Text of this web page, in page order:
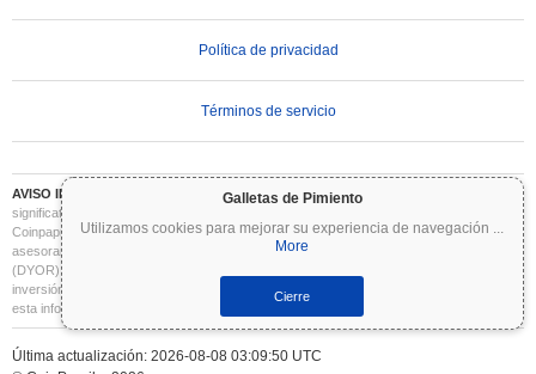
Galletas de Pimiento
Utilizamos cookies para mejorar su experiencia de navegación ...
More
Cierre
Política de privacidad
Términos de servicio
AVISO IMPORTANTE:
Las criptomonedas son altamente volátiles e implican un riesgo
significativo. Puede perder parte o la totalidad de su inversión. Toda la información en
Coinpaprika se proporciona únicamente con fines informativos y no constituye
asesoramiento financiero o de inversión. Siempre realice su propia investigación
(DYOR) y consulte a un asesor financiero cualificado antes de tomar decisiones de
inversión. Coinpaprika no se hace responsable de las pérdidas derivadas del uso de
esta información.
Última actualización: 2026-08-08 03:09:50 UTC